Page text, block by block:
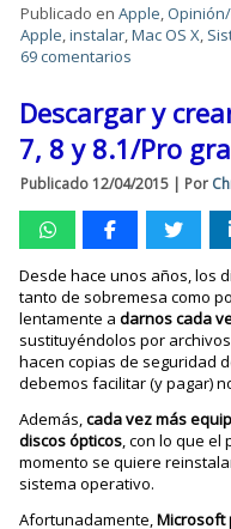
Publicado en Apple
Apple ,instalar ,Mac OS X
69 comentarios
Descargar y
7, 8 y 8.1/Pro
Publicado 12/04/2015 | Por
Desde hace unos años, los
tanto de sobremesa como
lentamente adarnos cada
sustituyéndolos por
hacen copias de seguridad
debemos facilitar (y pagar)
Además,cada vez más
discos ópticos , con lo que
momento se quiere
sistema operativo.
Afortunadamente,Microsoft